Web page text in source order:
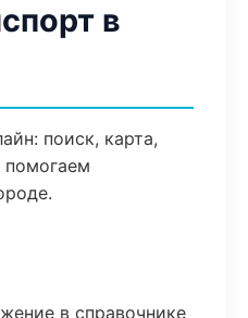
в
поиск, карта,
помогаем
в справочнике